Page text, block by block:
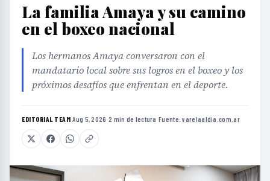
La familia Amaya y su camino
en el boxeo nacional
Los hermanos Amaya conversaron con el
mandatario local sobre sus logros en el boxeo y los
próximos desafíos que enfrentan en el deporte.
EDITORIAL TEAM·Aug 5, 2026 ·2 min de lectura ·Fuente:varelaaldia.com.ar